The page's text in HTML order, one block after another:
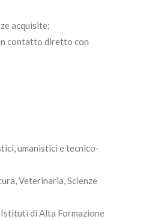
acquisite;
contatto diretto con
umanistici e tecnico-
Veterinaria, Scienze
di Alta Formazione